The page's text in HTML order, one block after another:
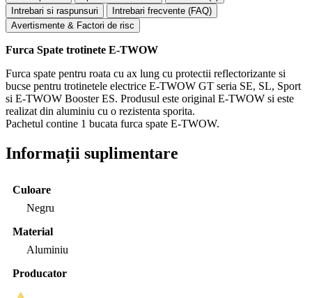
Intrebari si raspunsuri
Intrebari frecvente (FAQ)
Avertismente & Factori de risc
Furca Spate trotinete E-TWOW
Furca spate pentru roata cu ax lung cu protectii reflectorizante si
bucse pentru trotinetele electrice E-TWOW GT seria SE, SL, Sport
si E-TWOW Booster ES. Produsul este original E-TWOW si este
realizat din aluminiu cu o rezistenta sporita.
Pachetul contine 1 bucata furca spate E-TWOW.
Informații suplimentare
Culoare
Negru
Material
Aluminiu
Producator